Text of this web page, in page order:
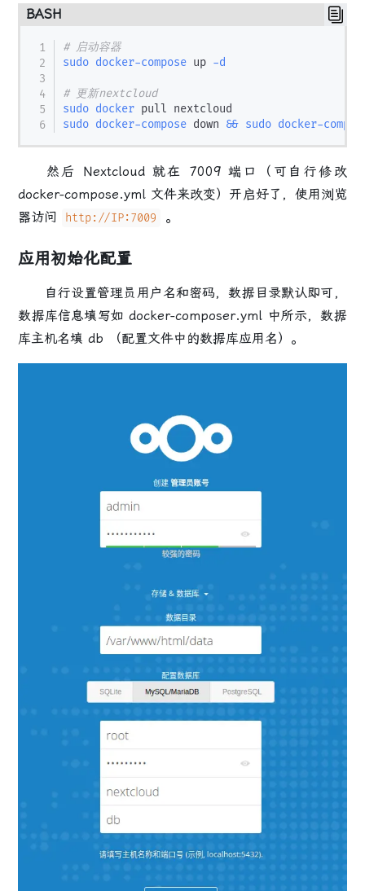
BASH
# 启动容器
sudo docker-compose up -d
# 更新nextcloud
sudo docker
sudo docker-compose down && sudo docker-
然后 Nextcloud 就在 7009 端口（可自行修改
docker-compose.yml 文件来改变）开启好了，使用浏览
器访问
http://IP:7009 。
应用初始化配置
自行设置管理员用户名和密码，数据目录默认即可，
数据库信息填写如 docker-composer.yml 中所示，数据
库主机名填 db （配置文件中的数据库应用名）。